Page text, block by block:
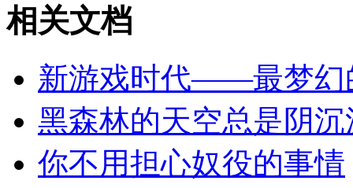
相关文档
新游戏时代――最梦幻
黑森林的天空总是阴沉
你不用担心奴役的事情